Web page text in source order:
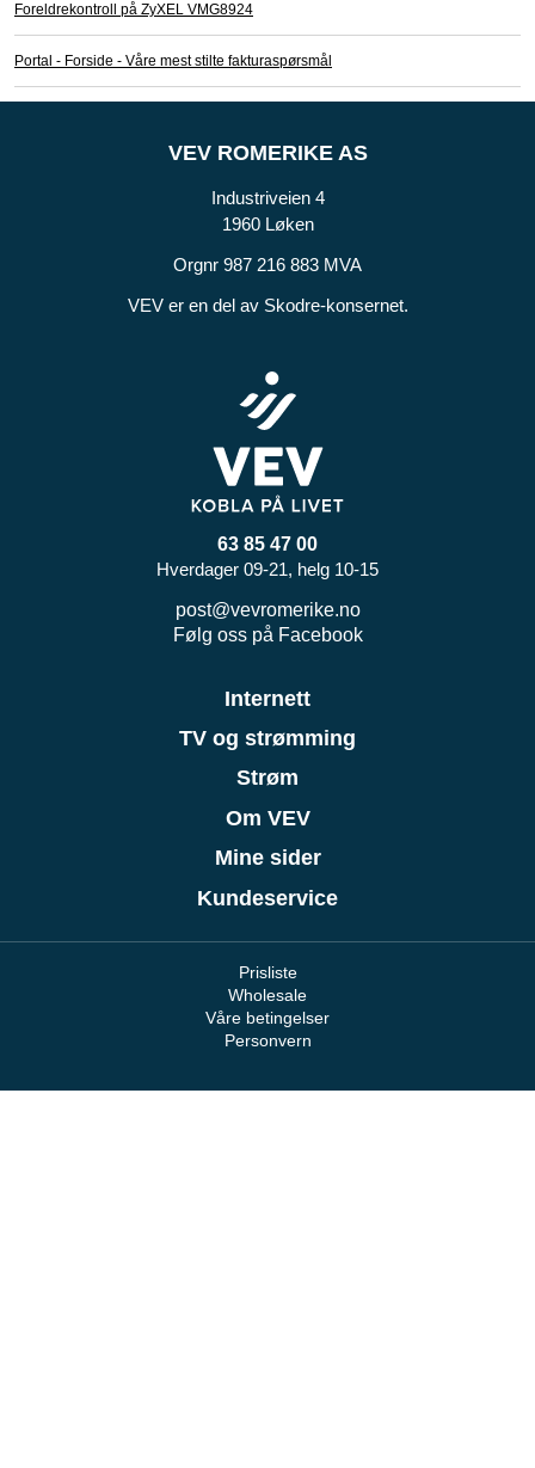
Foreldrekontroll på ZyXEL VMG8924
Portal - Forside - Våre mest stilte fakturaspørsmål
VEV ROMERIKE AS
Industriveien 4
1960 Løken
Orgnr 987 216 883 MVA
VEV er en del av Skodre-konsernet.
63 85 47 00
Hverdager 09-21, helg 10-15
post@vevromerike.no
Følg oss på Facebook
Internett
TV og strømming
Strøm
Om VEV
Mine sider
Kundeservice
Prisliste
Wholesale
Våre betingelser
Personvern